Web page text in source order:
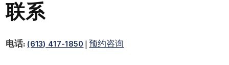
联系
电话: (613) 417-1850 |预约咨询